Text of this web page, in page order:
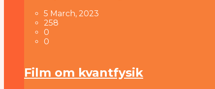
5 March, 2023
258
0
0
Film om kvantfysik